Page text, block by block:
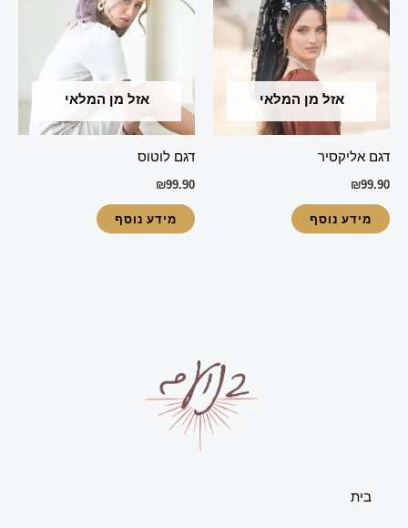
אזל מן המלאי
דגם אליקסיר
₪99.90
מידע נוסף
אזל מן המלאי
דגם לוטוס
₪99.90
מידע נוסף
בית